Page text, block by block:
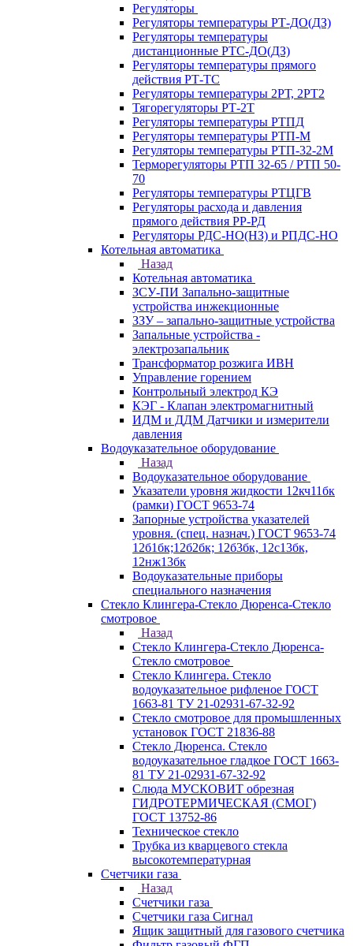
Регуляторы
Регуляторы температуры РТ-ДО(ДЗ)
Регуляторы температуры
дистанционные РТС-ДО(ДЗ)
Регуляторы температуры прямого
действия РТ-ТС
Регуляторы температуры 2РТ, 2РT2
Тягорегуляторы РТ-2Т
Регуляторы температуры РТПД
Регуляторы температуры РТП-M
Регуляторы температуры РТП-32-2М
Терморегуляторы РТП 32-65 / РТП 50-
70
Регуляторы температуры РТЦГВ
Регуляторы расхода и давления
прямого действия РР-РД
Регуляторы РДС-НО(НЗ) и РПДС-НО
Котельная автоматика
Назад
Котельная автоматика
ЗСУ-ПИ Запально-защитные
устройства инжекционные
ЗЗУ – запально-защитные устройства
Запальные устройства -
электрозапальник
Трансформатор розжига ИВН
Управление горением
Контрольный электрод КЭ
КЭГ - Клапан электромагнитный
ИДМ и ДДМ Датчики и измерители
давления
Водоуказательное оборудование
Назад
Водоуказательное оборудование
Указатели уровня жидкости 12кч11бк
(рамки) ГОСТ 9653-74
Запорные устройства указателей
уровня. (спец. назнач.) ГОСТ 9653-74
12б1бк;12б2бк; 12б3бк, 12с13бк,
12нж13бк
Водоуказательные приборы
специального назначения
Стекло Клингера-Стекло Дюренса-Стекло
смотровое
Назад
Стекло Клингера-Стекло Дюренса-
Стекло смотровое
Стекло Клингера. Стекло
водоуказательное рифленое ГОСТ
1663-81 ТУ 21-02931-67-32-92
Стекло смотровое для промышленных
установок ГОСТ 21836-88
Стекло Дюренса. Стекло
водоуказательное гладкое ГОСТ 1663-
81 ТУ 21-02931-67-32-92
Слюда МУСКОВИТ обрезная
ГИДРОТЕРМИЧЕСКАЯ (СМОГ)
ГОСТ 13752-86
Техническое стекло
Трубка из кварцевого стекла
высокотемпературная
Счетчики газа
Назад
Счетчики газа
Счетчики газа Сигнал
Ящик защитный для газового счетчика